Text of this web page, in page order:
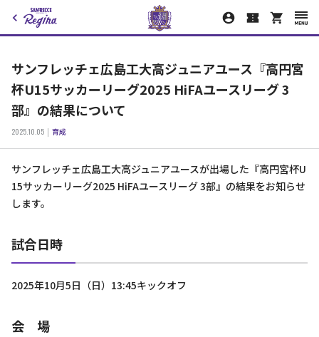
サンフレッチェ広島工大高ジュニアユース『高円宮
杯U15サッカーリーグ2025 HiFAユースリーグ 3
部』の結果について
2025.10.05 育成
サンフレッチェ広島工大高ジュニアユースが出場した『高円宮杯U
15サッカーリーグ2025 HiFAユースリーグ 3部』の結果をお知らせ
します。
試合日時
2025年10月5日（日）13:45キックオフ
会 場